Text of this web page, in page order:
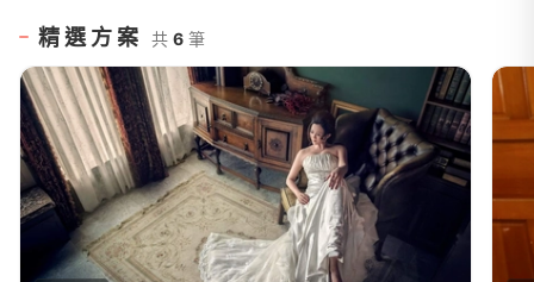
精選方案 共 6 筆